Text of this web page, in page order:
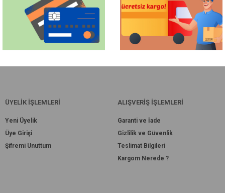
ÜYELİK İŞLEMLERİ
Yeni Üyelik
Üye Girişi
Şifremi Unuttum
ALIŞVERİŞ İŞLEMLERİ
Garanti ve İade
Gizlilik ve Güvenlik
Teslimat Bilgileri
Kargom Nerede ?